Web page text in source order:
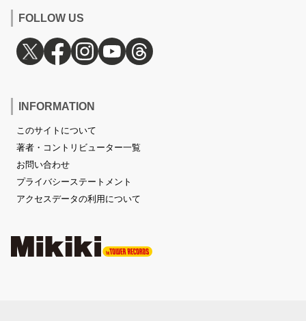
FOLLOW US
INFORMATION
このサイトについて
著者・コントリビューター一覧
お問い合わせ
プライバシーステートメント
アクセスデータの利用について